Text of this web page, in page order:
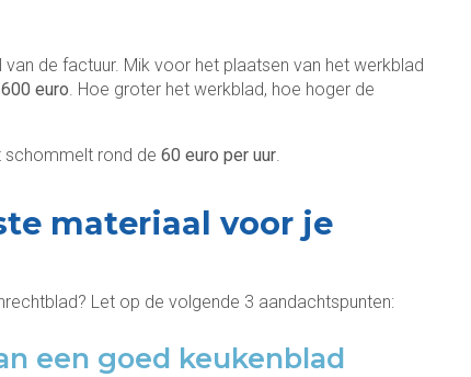
de factuur. Mik voor het plaatsen van het werkblad
euro. Hoe groter het werkblad, hoe hoger de
schommelt rond de 60 euro per uur.
materiaal voor je
Let op de volgende 3 aandachtspunten:
een goed keukenblad